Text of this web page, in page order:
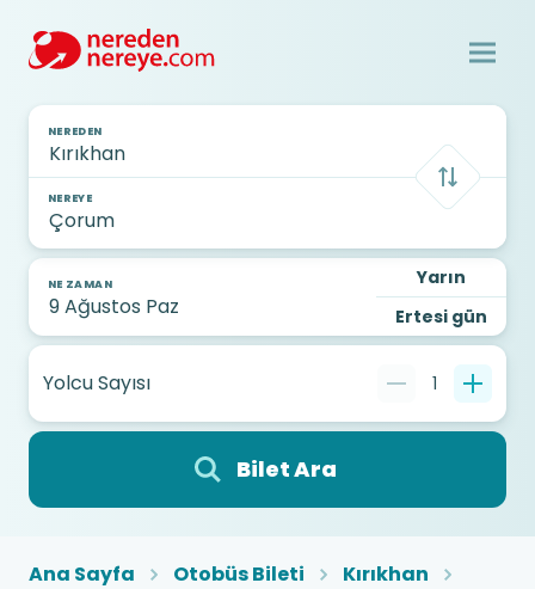
NEREDEN
NEREYE
NE ZAMAN
Yarın
Ertesi gün
Yolcu Sayısı 1
Bilet Ara
Ana Sayfa Otobüs Bileti
Kırıkhan